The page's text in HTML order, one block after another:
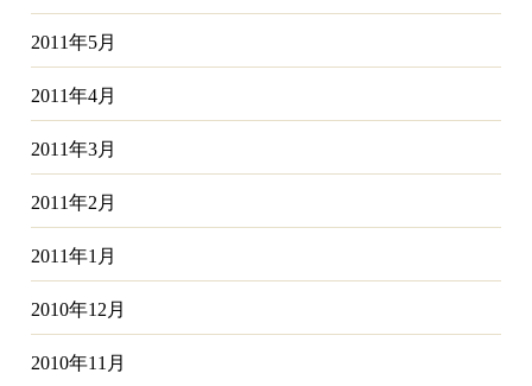
2011年5月
2011年4月
2011年3月
2011年2月
2011年1月
2010年12月
2010年11月